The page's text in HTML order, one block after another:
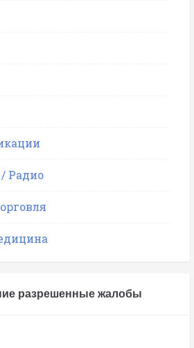
Радио
разрешенные жалобы